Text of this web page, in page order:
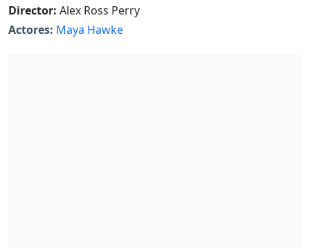
Director: Alex Ross Perry
Actores: Maya Hawke